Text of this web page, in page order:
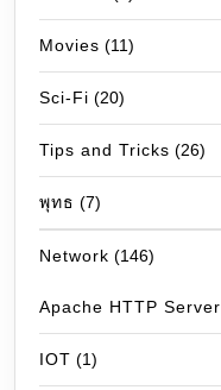
Movies (11)
Sci-Fi (20)
Tips and Tricks (26)
พุทธ (7)
Network (146)
Apache HTTP Server
IOT (1)